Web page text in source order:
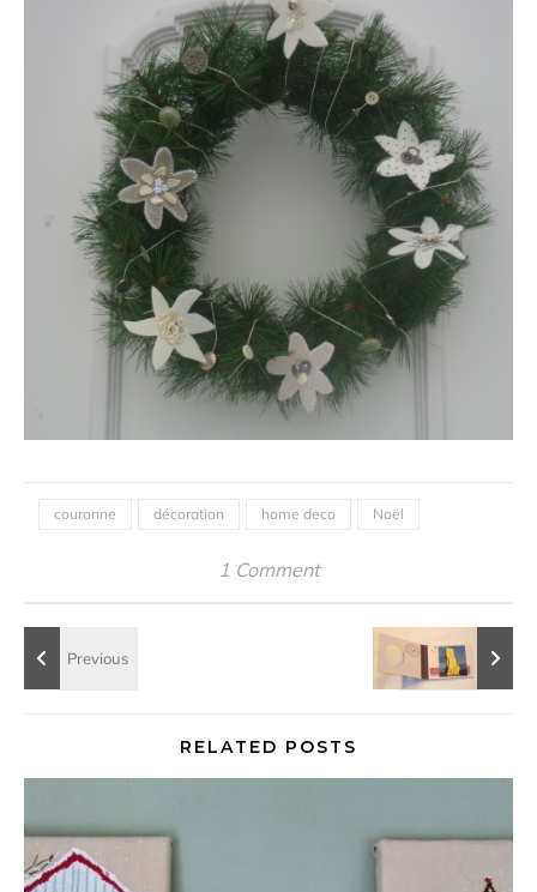
couronne décoration home deco Noël
1 Comment
RELATED POSTS